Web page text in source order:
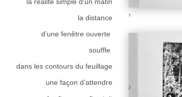
la distance
d’une fenêtre ouverte
souffle
dans les contours du feuillage
une façon d’attendre
1